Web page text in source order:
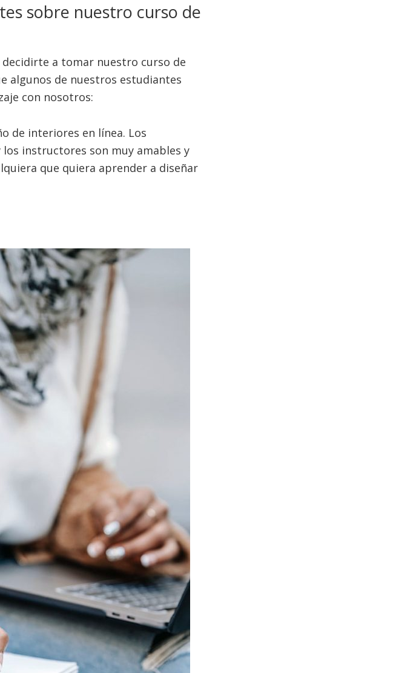
sobre nuestro curso de
a tomar nuestro curso de
algunos de nuestros estudiantes
con nosotros:
de interiores en línea. Los
instructores son muy amables y
que quiera aprender a diseñar